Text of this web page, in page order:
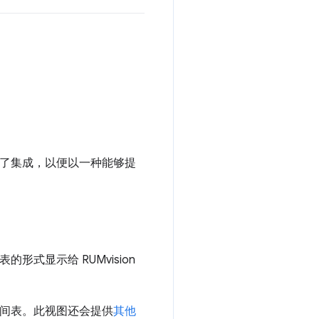
集成，以便以一种能够提
的形式显示给 RUMvision
表。此视图还会提供其他